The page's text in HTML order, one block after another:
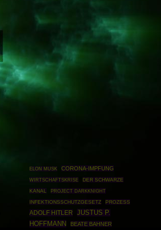
ELON MUSK CORONA-IMPFUNG
WIRTSCHAFTSKRISE
DER SCHWARZE
KANAL
PROJECT DARKKNIGHT
INFEKTIONSSCHUTZGESETZ
PROZESS
ADOLF HITLER
JUSTUS P.
HOFFMANN
BEATE BAHNER